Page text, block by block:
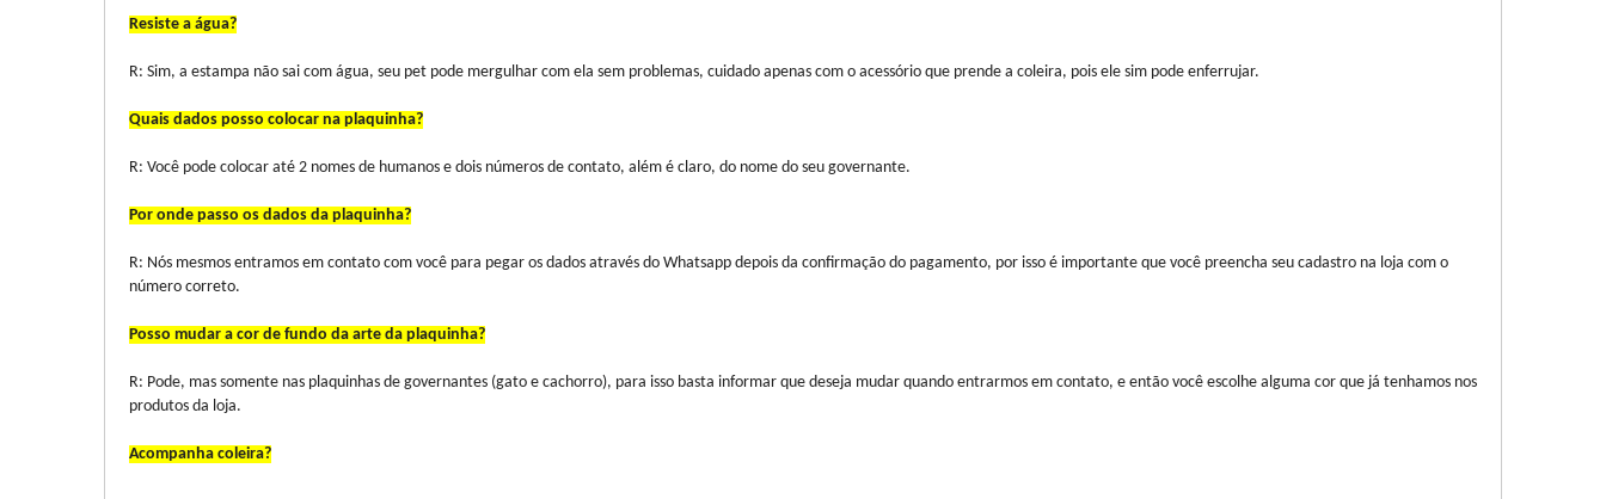
Resiste a água?
R: Sim, a estampa não sai com água, seu pet pode mergulhar com ela sem problemas, cuidado apenas com o acessório que prende a coleira, pois ele sim pode enferrujar.
Quais dados posso colocar na plaquinha?
R: Você pode colocar até 2 nomes de humanos e dois números de contato, além é claro, do nome do seu governante.
Por onde passo os dados da plaquinha?
R: Nós mesmos entramos em contato com você para pegar os dados através do Whatsapp depois da confirmação do pagamento, por isso é importante que você preencha seu cadastro na loja com o
número correto.
Posso mudar a cor de fundo da arte da plaquinha?
R: Pode, mas somente nas plaquinhas de governantes (gato e cachorro), para isso basta informar que deseja mudar quando entrarmos em contato, e então você escolhe alguma cor que já tenhamos nos
produtos da loja.
Acompanha coleira?